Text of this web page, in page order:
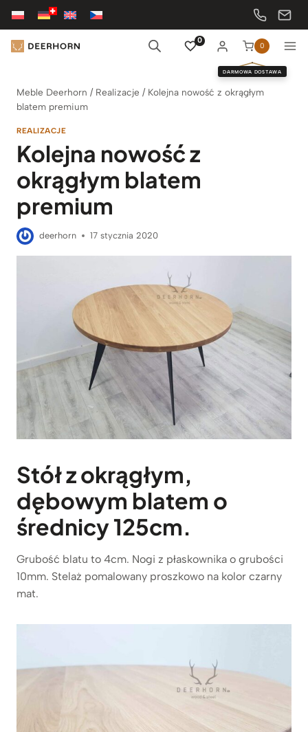
Przejdź
treści
0
0
DARMOWA DOSTAWA
Meble Deerhorn / Realizacje / Kolejna nowość z okrągłym
blatem premium
REALIZACJE
Kolejna nowość z
okrągłym blatem
premium
deerhorn 17 stycznia 2020
Stółz okrągłym,
dębowym blatem o
średnicy 125cm.
Grubość blatu to 4cm. Nogi z płaskownika o grubości
10mm. Stelaż pomalowany proszkowo na kolor czarny
mat.